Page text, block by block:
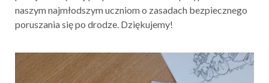
naszym najmłodszym uczniom o zasadach bezpiecznego
poruszania się po drodze. Dziękujemy!